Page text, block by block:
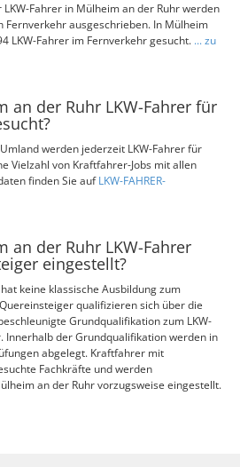
Fahrer in Mülheim an der Ruhr werden
Fernverkehr ausgeschrieben. In Mülheim
LKW-Fahrer im Fernverkehr gesucht. ... zu
an der Ruhr LKW-Fahrer für
werden jederzeit LKW-Fahrer für
Vielzahl von Kraftfahrer-Jobs mit allen
finden Sie aufLKW-FAHRER-
an der Ruhr LKW-Fahrer
eingestellt?
keine klassische Ausbildung zum
qualifizieren sich über die
Grundqualifikation zum LKW-
Innerhalb der Grundqualifikation werden in
abgelegt. Kraftfahrer mit
Fachkräfte und werden
an der Ruhr vorzugsweise eingestellt.